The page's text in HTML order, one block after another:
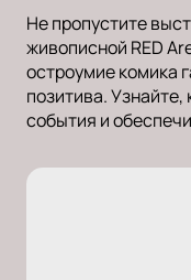
Не пропустите
живописной RED
остроумие комика
позитива. Узнайте,
события и